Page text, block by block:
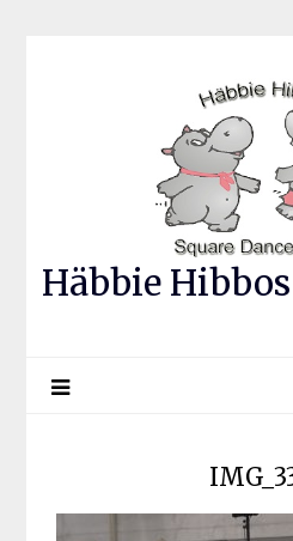
Häbbie Hibbos